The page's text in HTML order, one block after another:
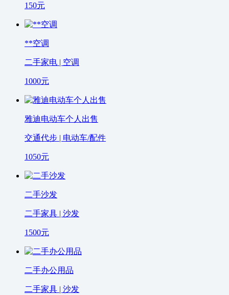
150元
**空调
二手家电 | 空调
1000元
雅迪电动车个人出售
交通代步 | 电动车/配件
1050元
二手沙发
二手家具 | 沙发
1500元
二手办公用品
二手家具 | 沙发